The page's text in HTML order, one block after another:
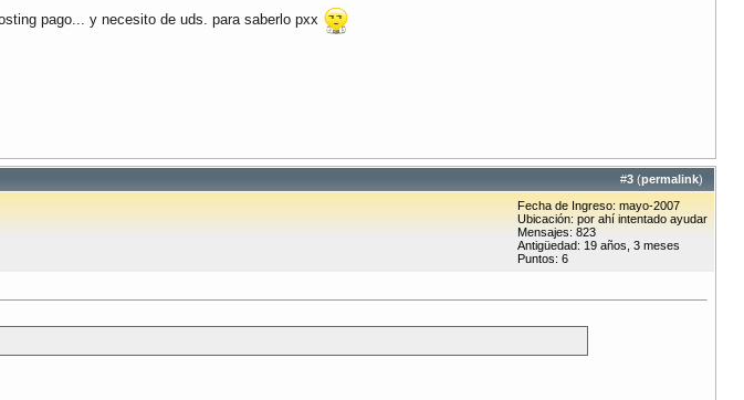
pago... y necesito de uds. para saberlo pxx
#3 (permalink)
Fecha de Ingreso: mayo-2007
Ubicación: por ahí intentado ayudar
Mensajes: 823
Antigüedad: 19 años, 3 meses
Puntos: 6